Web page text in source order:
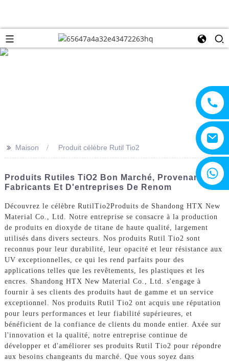
>> Maison Produit célèbre Rutil Tio2
Produits Rutiles TiO2 Bon Marché, Provenant De
Fabricants Et D'entreprises De Renom
Découvrez le célèbre RutilTio2Produits de Shandong HTX New
Material Co., Ltd. Notre entreprise se consacre à la production
de produits en dioxyde de titane de haute qualité, largement
utilisés dans divers secteurs. Nos produits Rutil Tio2 sont
reconnus pour leur durabilité, leur opacité et leur résistance aux
UV exceptionnelles, ce qui les rend parfaits pour des
applications telles que les revêtements, les plastiques et les
encres. Shandong HTX New Material Co., Ltd. s'engage à
fournir à ses clients des produits haut de gamme et un service
exceptionnel. Nos produits Rutil Tio2 ont acquis une réputation
pour leurs performances et leur fiabilité supérieures, et
bénéficient de la confiance de clients du monde entier. Axée sur
l'innovation et la qualité, notre entreprise continue de
développer et d'améliorer ses produits Rutil Tio2 pour répondre
aux besoins changeants du marché. Que vous soyez dans